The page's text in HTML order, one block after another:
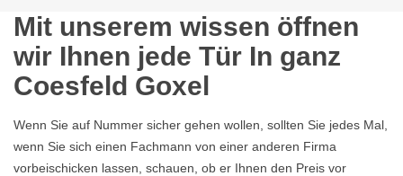
Mit unserem wissen öffnen
wir Ihnen jede Tür In ganz
Coesfeld Goxel
Wenn Sie auf Nummer sicher gehen wollen, sollten Sie jedes Mal,
wenn Sie sich einen Fachmann von einer anderen Firma
vorbeischicken lassen, schauen, ob er Ihnen den Preis vor